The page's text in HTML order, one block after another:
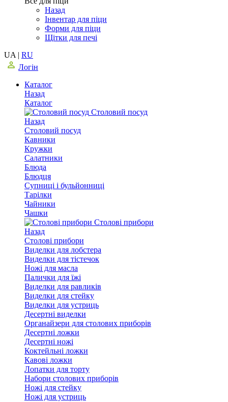
Назад
Інвентар для піци
Форми для піци
Щітки для печі
UA | RU
Логін
Каталог
Назад
Каталог
Столовий посуд
Назад
Столовий посуд
Кавники
Кружки
Салатники
Блюда
Блюдця
Супниці і бульйонниці
Тарілки
Чайники
Чашки
Столові прибори
Назад
Столові прибори
Виделки для лобстера
Виделки для тістечок
Ножі для масла
Палички для їжі
Виделки для равликів
Виделки для стейку
Виделки для устриць
Десертні виделки
Органайзери для столових приборів
Десертні ложки
Десертні ножі
Коктейльні ложки
Кавові ложки
Лопатки для торту
Набори столових приборів
Ножі для стейку
Ножі для устриць